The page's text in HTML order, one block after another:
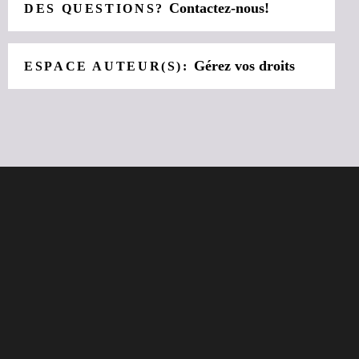
DES QUESTIONS?Contactez-nous!
ESPACE AUTEUR(S): Gérez vos droits